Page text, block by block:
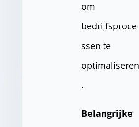
om
bedrijfsproce
ssen te
optimaliseren
.
Belangrijke